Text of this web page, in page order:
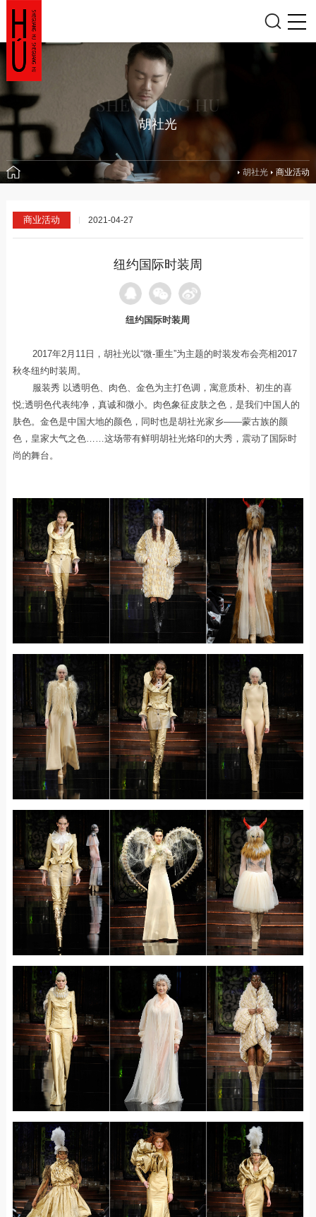
SHEGUANG HU
胡社光
胡社光 商业活动
商业活动 2021-04-27
纽约国际时装周
纽约国际时装周
2017年2月11日，胡社光以“微-重生”为主题的时装发布会亮相2017
秋冬纽约时装周。
服装秀 以透明色、肉色、金色为主打色调，寓意质朴、初生的喜
悦;透明色代表纯净，真诚和微小。肉色象征皮肤之色，是我们中国人的
肤色。金色是中国大地的颜色，同时也是胡社光家乡——蒙古族的颜
色，皇家大气之色……这场带有鲜明胡社光烙印的大秀，震动了国际时
尚的舞台。